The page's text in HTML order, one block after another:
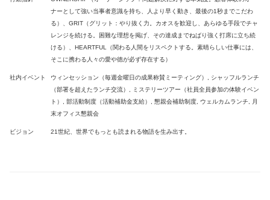
ナーとして強い当事者意識を持ち、人より早く動き、最後の1秒までこだわ
る）、GRIT（グリット：やり抜く力。カオスを歓迎し、あらゆる手段でチャ
レンジを続ける。困難な理想を掲げ、その達成までねばり強く打席に立ち続
ける）、HEARTFUL（関わる人間をリスペクトする。素晴らしい仕事には、
そこに携わる人々の愛や徳が必ず存在する）
社内イベント
ウィンセッション（毎週金曜日の成果称賛ミーティング）, シャッフルランチ
（部署を超えたランチ交流）, ミステリーツアー（社員全員参加の体験イベン
ト）, 部活動制度（活動補助金支給）, 懇親会補助制度, ウェルカムランチ, 月
末オフィス懇親会
ビジョン 21世紀、世界でもっとも読まれる物語を生み出す。